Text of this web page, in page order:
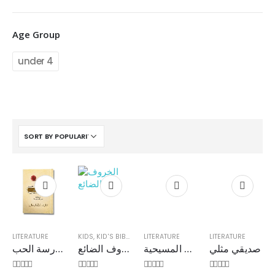
LITERATURE
ممارسة الحب
KIDS, KID'S BIBLES STORIES
الخروف الضائع
LITERATURE
أطلس الكتاب المقدس وتاريخ المسيحية
LITERATURE
صديقي مثلي
Age Group
under 4